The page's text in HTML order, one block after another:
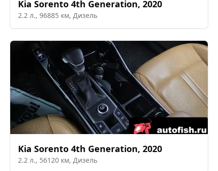
Kia Sorento 4th Generation, 2020
2.2 л., 96885 км, Дизель
Kia Sorento 4th Generation, 2020
2.2 л., 56120 км, Дизель